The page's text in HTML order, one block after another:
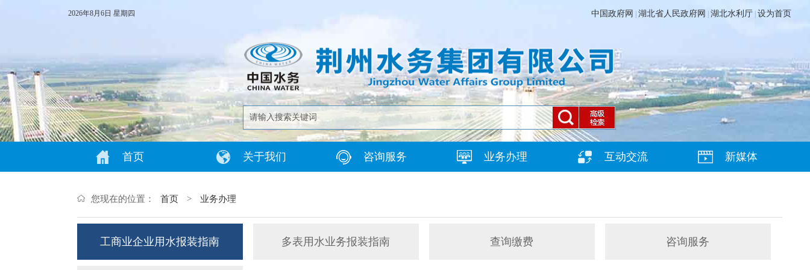
中国政府网 湖北省人民政府网 湖北水利厅| 设为首页
2026年8月6日 星期四
首页 关于我们 咨询服务 业务办理 互动交流 新媒体
您现在的位置： 首页 > 业务办理
工商业企业用水报装指南 多表用水业务报装指南 查询缴费 咨询服务